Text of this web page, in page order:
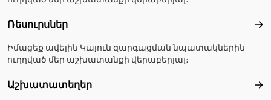
Ռեսուրսներ
Իմացեք ավելին Կայուն զարգացման նպատակներին
ուղղված մեր աշխատանքի վերաբերյալ։
Աշխատատեղեր